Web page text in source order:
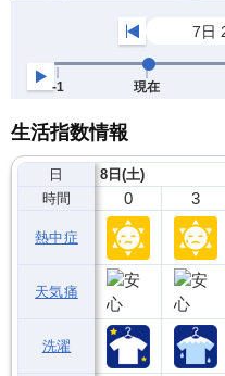
生活指数情報
日
時間
熱中症
天気痛
洗濯
8日(土)
0 3